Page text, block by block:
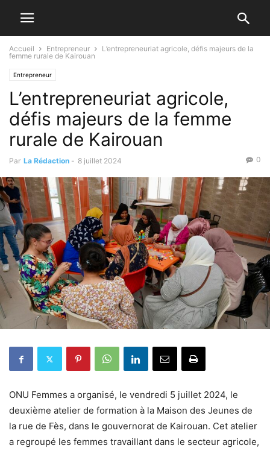
Accueil Entrepreneur
L’entrepreneuriat agricole, défis majeurs de la
femme rurale de Kairouan
Entrepreneur
L’entrepreneuriat agricole,
défis majeurs de la femme
rurale de Kairouan
Par La Rédaction - 8 juillet 2024 0
ONU Femmes a organisé, le vendredi 5 juillet 2024, le
deuxième atelier de formation à la Maison des Jeunes de
la rue de Fès, dans le gouvernorat de Kairouan. Cet atelier
a regroupé les femmes travaillant dans le secteur agricole,